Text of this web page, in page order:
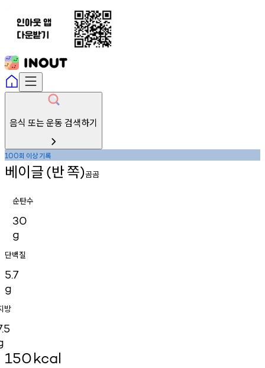
음식 또는 운동 검색하기
100회 이상기록
베이글(반쪽)곰곰
순탄수
30
g
단백질
5.7
g
방
150kcal